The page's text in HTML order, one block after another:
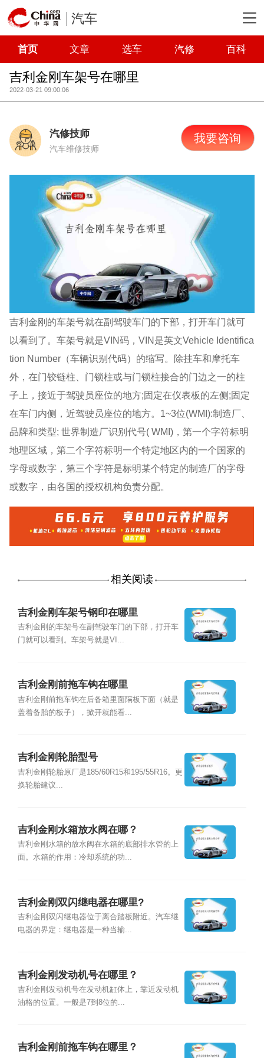
汽车
首页 文章 选车 汽修 百科
吉利金刚车架号在哪里
2022-03-21 09:00:06
汽修技师
汽车维修技师
我要咨询
吉利金刚的车架号就在副驾驶车门的下部，打开车门就可
以看到了。车架号就是VIN码，VIN是英文Vehicle Identifica
tion Number（车辆识别代码）的缩写。除挂车和摩托车
外，在门铰链柱、门锁柱或与门锁柱接合的门边之一的柱
子上，接近于驾驶员座位的地方;固定在仪表板的左侧;固定
在车门内侧，近驾驶员座位的地方。1~3位(WMI):制造厂、
品牌和类型; 世界制造厂识别代号( WMI)，第一个字符标明
地理区域，第二个字符标明一个特定地区内的一个国家的
字母或数字，第三个字符是标明某个特定的制造厂的字母
或数字，由各国的授权机构负责分配。
相关阅读
吉利金刚车架号钢印在哪里
吉利金刚的车架号在副驾驶车门的下部，打开车
门就可以看到。车架号就是VI...
吉利金刚前拖车钩在哪里
吉利金刚前拖车钩在后备箱里面隔板下面（就是
盖着备胎的板子），掀开就能看...
吉利金刚轮胎型号
吉利金刚轮胎原厂是185/60R15和195/55R16。更
换轮胎建议...
吉利金刚水箱放水阀在哪？
吉利金刚水箱的放水阀在水箱的底部排水管的上
面。水箱的作用：冷却系统的功...
吉利金刚双闪继电器在哪里?
吉利金刚双闪继电器位于离合踏板附近。汽车继
电器的界定：继电器是一种当输...
吉利金刚发动机号在哪里？
吉利金刚发动机号在发动机缸体上，靠近发动机
油格的位置。一般是7到8位的...
吉利金刚前拖车钩在哪里？